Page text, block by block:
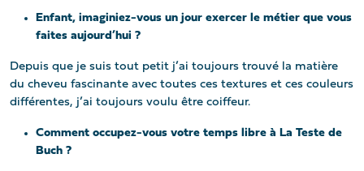
Enfant, imaginiez-vous un jour exercer le métier que vous
faites aujourd’hui ?
Depuis que je suis tout petit j’ai toujours trouvé la matière
du cheveu fascinante avec toutes ces textures et ces couleurs
différentes, j’ai toujours voulu être coiffeur.
Comment occupez-vous votre temps libre à La Teste de
Buch ?